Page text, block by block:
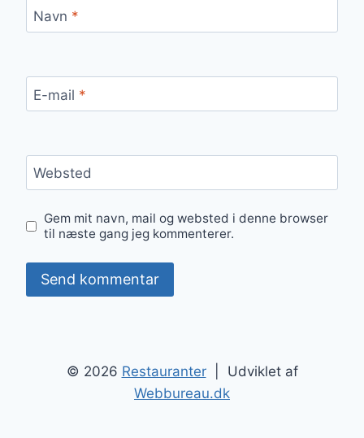
Navn *
E-mail *
Websted
Gem mit navn, mail og websted i denne browser
til næste gang jeg kommenterer.
© 2026 Restauranter| Udviklet af
Webbureau.dk